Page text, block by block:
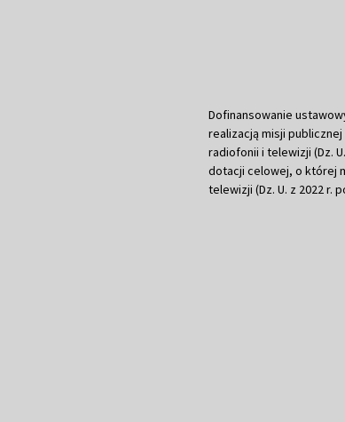
Dofinansowanie
realizacją misji publicznej
radiofonii i telewizji (Dz.
dotacji celowej, o której
telewizji (Dz. U. z 2022 r.